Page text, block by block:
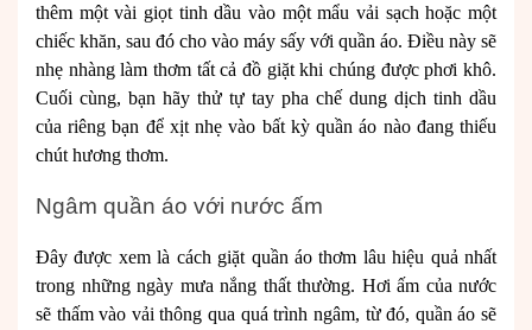
thêm một vài giọt tinh dầu vào một mẩu vải sạch hoặc một
chiếc khăn, sau đó cho vào máy sấy với quần áo. Điều này sẽ
nhẹ nhàng làm thơm tất cả đồ giặt khi chúng được phơi khô.
Cuối cùng, bạn hãy thử tự tay pha chế dung dịch tinh dầu
của riêng bạn để xịt nhẹ vào bất kỳ quần áo nào đang thiếu
chút hương thơm.
Ngâm quần áo với nước ấm
Đây được xem là cách giặt quần áo thơm lâu hiệu quả nhất
trong những ngày mưa nắng thất thường. Hơi ấm của nước
sẽ thấm vào vải thông qua quá trình ngâm, từ đó, quần áo sẽ